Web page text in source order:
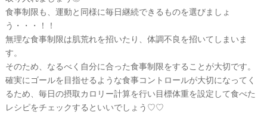
食事制限も、運動と同様に毎日継続できるものを選びましょ
う・・・！！
無理な食事制限は肌荒れを招いたり、体調不良を招いてしまいま
す。
そのため、なるべく自分に合った食事制限をすることが大切です。
確実にゴールを目指せるような食事コントロールが大切になってく
るため、毎日の摂取カロリー計算を行い目標体重を設定して食べた
レシピをチェックするといいでしょう♡♡
C
O
L
&
D
E
S
S
Y
公
式
サ